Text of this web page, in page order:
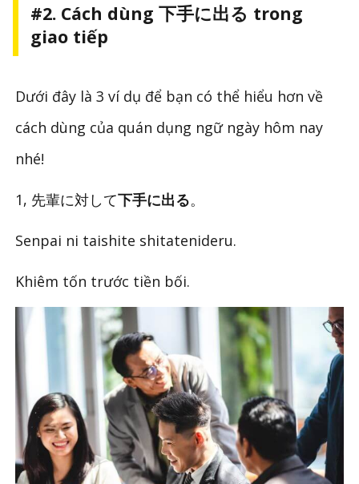
#2. Cách dùng 下手に出る trong
giao tiếp
Dưới đây là 3 ví dụ để bạn có thể hiểu hơn về
cách dùng của quán dụng ngữ ngày hôm nay
nhé!
1, 先輩に対して下手に出る。
Senpai ni taishite shitatenideru.
Khiêm tốn trước tiền bối.